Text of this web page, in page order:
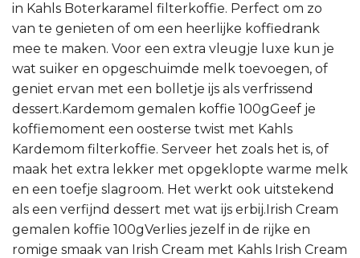
in Kahls Boterkaramel filterkoffie. Perfect om zo
van te genieten of om een heerlijke koffiedrank
mee te maken. Voor een extra vleugje luxe kun je
wat suiker en opgeschuimde melk toevoegen, of
geniet ervan met een bolletje ijs als verfrissend
dessert.Kardemom gemalen koffie 100gGeef je
koffiemoment een oosterse twist met Kahls
Kardemom filterkoffie. Serveer het zoals het is, of
maak het extra lekker met opgeklopte warme melk
en een toefje slagroom. Het werkt ook uitstekend
als een verfijnd dessert met wat ijs erbij.Irish Cream
gemalen koffie 100gVerlies jezelf in de rijke en
romige smaak van Irish Cream met Kahls Irish Cream